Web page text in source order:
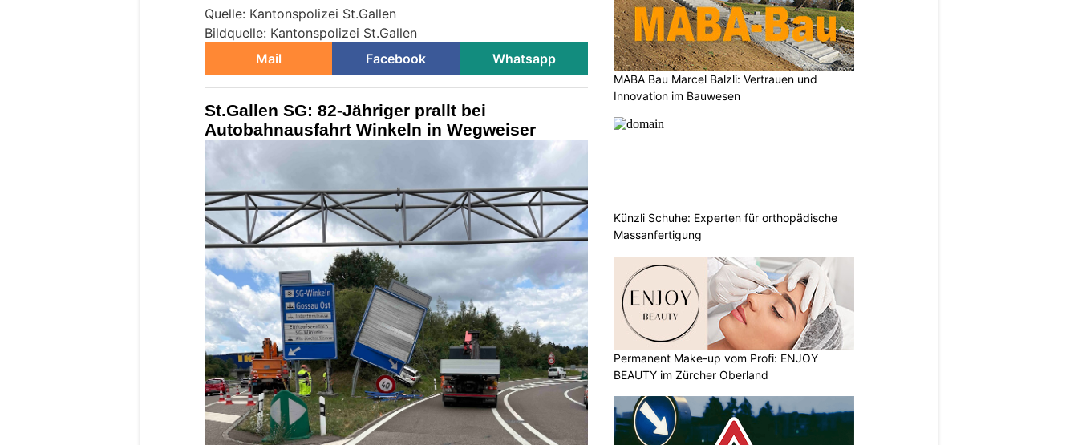
Quelle: Kantonspolizei St.Gallen
Bildquelle: Kantonspolizei St.Gallen
Mail
Facebook Whatsapp
St.Gallen SG: 82-Jähriger prallt bei
Autobahnausfahrt Winkeln in Wegweiser
MABA Bau Marcel Balzli: Vertrauen und
Innovation im Bauwesen
Künzli Schuhe: Experten für orthopädische
Massanfertigung
Permanent Make-up vom Profi: ENJOY
BEAUTY im Zürcher Oberland